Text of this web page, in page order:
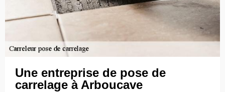
Une entreprise de pose de
carrelage à Arboucave